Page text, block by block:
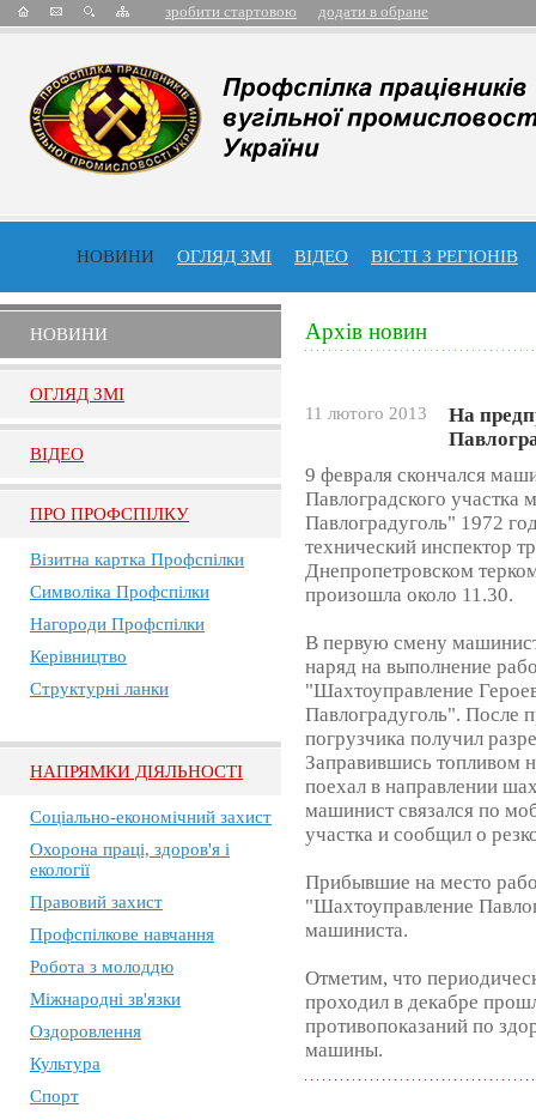
зробити стартовою додати в обране
НОВИНИ ОГЛЯД ЗМІ ВІДЕО ВІСТІ З РЕГІОНІВ
НОВИНИ
ОГЛЯД ЗМI
ВIДЕО
ПРО ПРОФСПIЛКУ
Візитна картка Профспілки
Символіка Профспілки
Нагороди Профспілки
Керівництво
Структурні ланки
НАПРЯМКИ ДІЯЛЬНОСТІ
Соціально-економічний захист
Охорона праці, здоров'я і
екології
Правовий захист
Профспілкове навчання
Робота з молоддю
Міжнародні зв'язки
Оздоровлення
Культура
Спорт
Архів новин
11 лютого 2013
На
9 февраля скончался
Павлоградского
Павлоградуголь" 1972
технический инспектор
Днепропетровском
произошла около 11.30.
В первую смену
наряд на выполнение
"Шахтоуправление
Павлоградуголь". После
погрузчика получил
Заправившись топливом
поехал в направлении
машинист связался по
участка и сообщил о
Прибывшие на место
"Шахтоуправление
машиниста.
Отметим, что
проходил в декабре
противопоказаний по
машины.